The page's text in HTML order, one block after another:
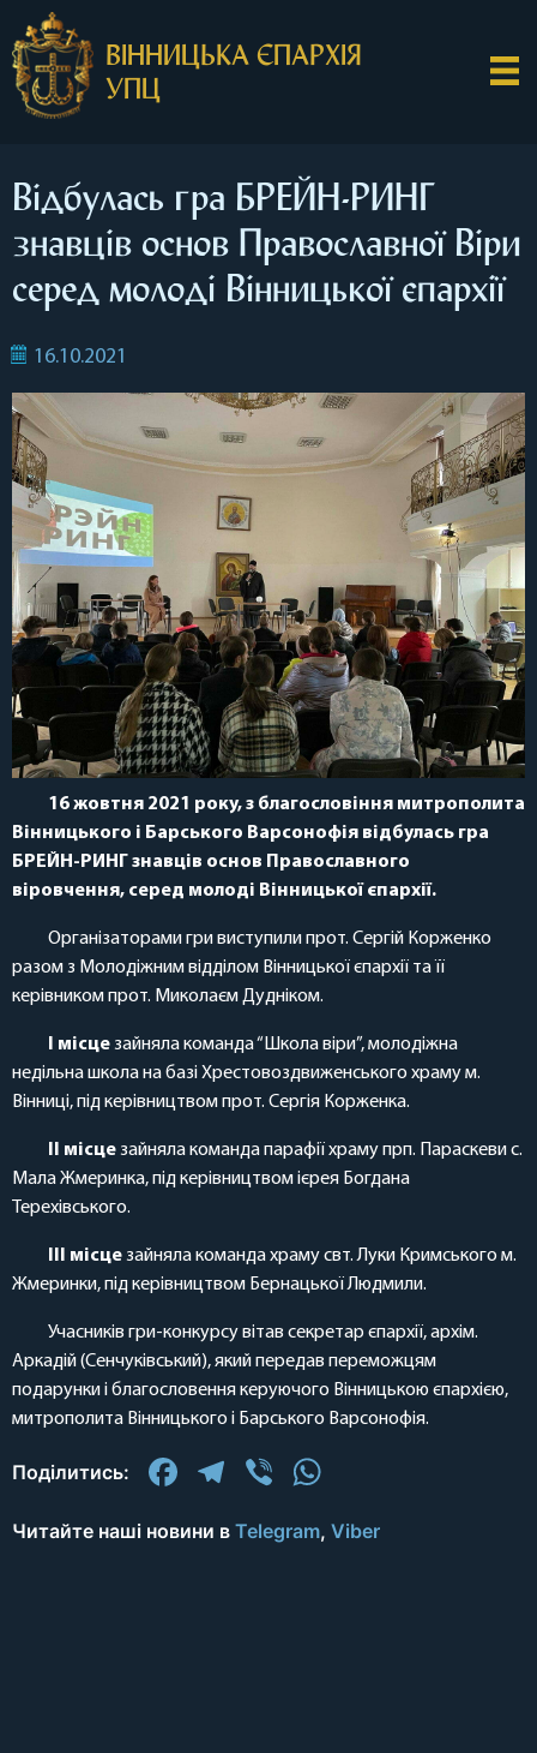
ВІННИЦЬКА ЄПАРХІЯ
УПЦ
Відбулась гра БРЕЙН-РИНГ
знавців основ Православної Віри
серед молоді Вінницької єпархії
16.10.2021
16 жовтня 2021 року, з благословіння митрополита
Вінницького і Барського Варсонофія відбулась гра
БРЕЙН-РИНГ знавців основ Православного
віровчення, серед молоді Вінницької єпархії.
Організаторами гри виступили прот. Сергій Корженко
разом з Молодіжним відділом Вінницької єпархії та її
керівником прот. Миколаєм Дудніком.
І місцезайняла команда “Школа віри”, молодіжна
недільна школа на базі Хрестовоздвиженського храму м.
Вінниці, під керівництвом прот. Сергія Корженка.
ІІ місцезайняла команда парафії храму прп. Параскеви с.
Мала Жмеринка, під керівництвом ієрея Богдана
Терехівського.
ІІІ місцезайняла команда храму свт. Луки Кримського м.
Жмеринки, під керівництвом Бернацької Людмили.
Учасників гри-конкурсу вітав секретар єпархії, архім.
Аркадій (Сенчуківський), який передав переможцям
подарунки і благословення керуючого Вінницькою єпархією,
митрополита Вінницького і Барського Варсонофія.
Поділитись: Facebook
Telegram
Viber
Читайте наші новини в Telegram, Viber